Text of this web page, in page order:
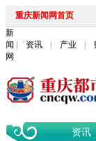
重庆新闻网首页
新
闻
网
资讯 产业
资讯